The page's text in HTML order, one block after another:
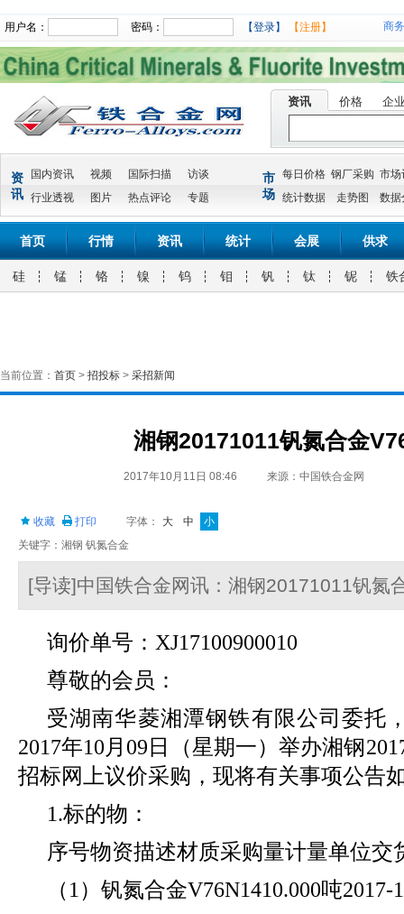
用户名： 密码： 【登录】 【注册】 商
资讯 价格 企
资
讯
国内资讯 视频 国际扫描
访谈
行业透视
图片 热点评论 专题
市
场
每日价格 钢厂采购 市场
统计数据
走势图 数据
首页 行情 资讯 统计 会展 供求
硅 锰 铬 镍 钨 钼 钒 钛 铌 铁
当前位置： 首页 > 招投标 > 采招新闻
湘钢20171011钒氮合金
2017年10月11日 08:46 来源：中国铁合金网
收藏 打印 字体： 大 中
小
关键字：湘钢 钒氮合金
[导读]中国铁合金网讯：湘钢20171011钒氮
询价单号：XJ17100900010
尊敬的会员：
受湖南华菱湘潭钢铁有限公司委托
2017年10月09日（星期一）举办湘钢
招标网上议价采购，现将有关事项公告
1.标的物：
序号物资描述材质采购量计量单位交
（1）钒氮合金V76N1410.000吨2017-